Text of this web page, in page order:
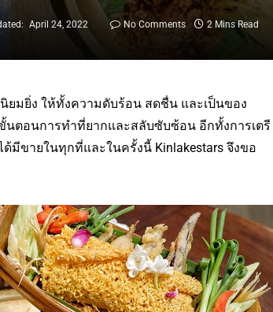
April 24, 2022 No Comments 2 Mins Read
มยิ่ง ให้ทั้งความดับร้อน สดชื่น และเป็นของ
ตอนการทำที่ยากและสลับซับซ้อน อีกทั้งการเตรี
มีขายในทุกที่และในครั้งนี้ Kinlakestars จึงขอ